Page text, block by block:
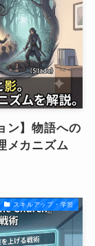
ン】物語への
メカニズム
スキルアップ・学習